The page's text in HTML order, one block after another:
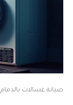
صيانة غسالات بالدمام